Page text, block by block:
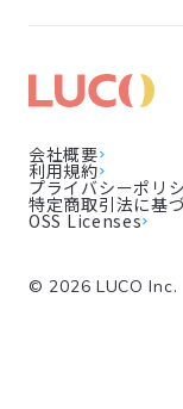
会社概要
利用規約
プライバシーポリ
特定商取引法に基
OSS Licenses
© 2026 LUCO Inc.